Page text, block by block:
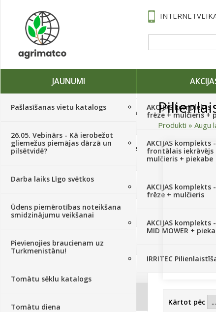
JAUNUMI
Pašlasīšanas vietu katalogs
26.05. Vebinārs - Kā ierobežot
gliemežus piemājas dārzā un
pilsētvidē?
Darba laiks Līgo svētkos
Ūdens piemērotības noteikšana
smidzinājumu veikšanai
Pievienojies braucienam uz
Turkmenistānu!
Tomātu sēklu katalogs
Tomātu diena
AKCIJAS komplekts
frēze + mulčieris +
AKCIJAS komplekts
frontālais iekrāvējs
mulčieris + piekabe
AKCIJAS komplekts
frēze + mulčieris
AKCIJAS komplekts
MID MOWER +
IRRITEC
Traktori, tehnika, rezerves daļas,
Sēklas, sīpoli, ķiploki, sīpolpuķes,
kartupeļi
Augu aizsardzība(366)
Mēslojumi(495)
Augsne, kūdra, mulča
Produkti » Augu
Kārtot pēc